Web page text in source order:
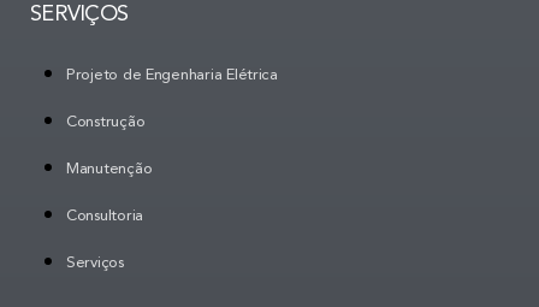
SERVIÇOS
Projeto de Engenharia Elétrica
Construção
Manutenção
Consultoria
Serviços